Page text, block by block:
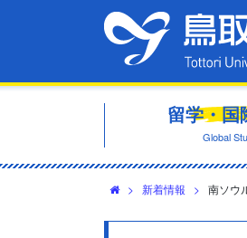
留学・国
Global
> 新着情報 > 南ソウ